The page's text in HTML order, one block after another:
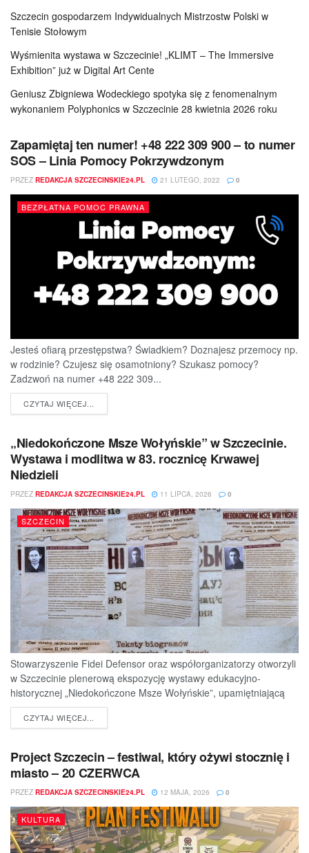
Szczecin gospodarzem Indywidualnych Mistrzostw Polski w
Tenisie Stołowym
Wyśmienita wystawa w Szczecinie! „KLIMT – The Immersive
Exhibition” już w Digital Art Cente
Geniusz Zbigniewa Wodeckiego spotyka się z fenomenalnym
wykonaniem Polyphonics w Szczecinie 28 kwietnia 2026 roku
Zapamiętaj ten numer! +48 222 309 900 – to numer
SOS – Linia Pomocy Pokrzywdzonym
PRZEZ REDAKCJA SZCZECINSKIE24.PL 21 LUTEGO, 2022 0
BEZPŁATNA POMOC PRAWNA
Jesteś ofiarą przestępstwa? Świadkiem? Doznajesz przemocy np.
w rodzinie? Czujesz się osamotniony? Szukasz pomocy?
Zadzwoń na numer +48 222 309...
CZYTAJ WIĘCEJ...
„Niedokończone Msze Wołyńskie” w Szczecinie.
Wystawa i modlitwa w 83. rocznicę Krwawej
Niedzieli
PRZEZ REDAKCJA SZCZECINSKIE24.PL 11 LIPCA, 2026 0
SZCZECIN
Stowarzyszenie Fidei Defensor oraz współorganizatorzy otworzyli
w Szczecinie plenerową ekspozycję wystawy edukacyjno-
historycznej „Niedokończone Msze Wołyńskie”, upamiętniającą
ofiary jednej z najtragiczniejszych...
CZYTAJ WIĘCEJ...
Project Szczecin – festiwal, który ożywi stocznię i
miasto – 20 CZERWCA
PRZEZ REDAKCJA SZCZECINSKIE24.PL 12 MAJA, 2026 0
KULTURA